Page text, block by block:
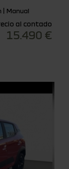
| Manual
al contado
15.490 €